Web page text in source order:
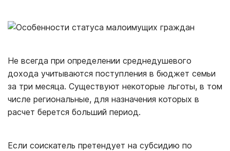
Не всегда при определении среднедушевого
дохода учитываются поступления в бюджет семьи
за три месяца. Существуют некоторые льготы, в том
числе региональные, для назначения которых в
расчет берется больший период.
Если соискатель претендует на субсидию по